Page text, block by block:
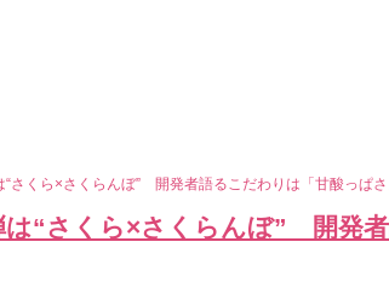
“さくら×さくらんぼ” 開発者語るこだわりは「甘酸っぱさ
は“さくら×さくらんぼ” 開発